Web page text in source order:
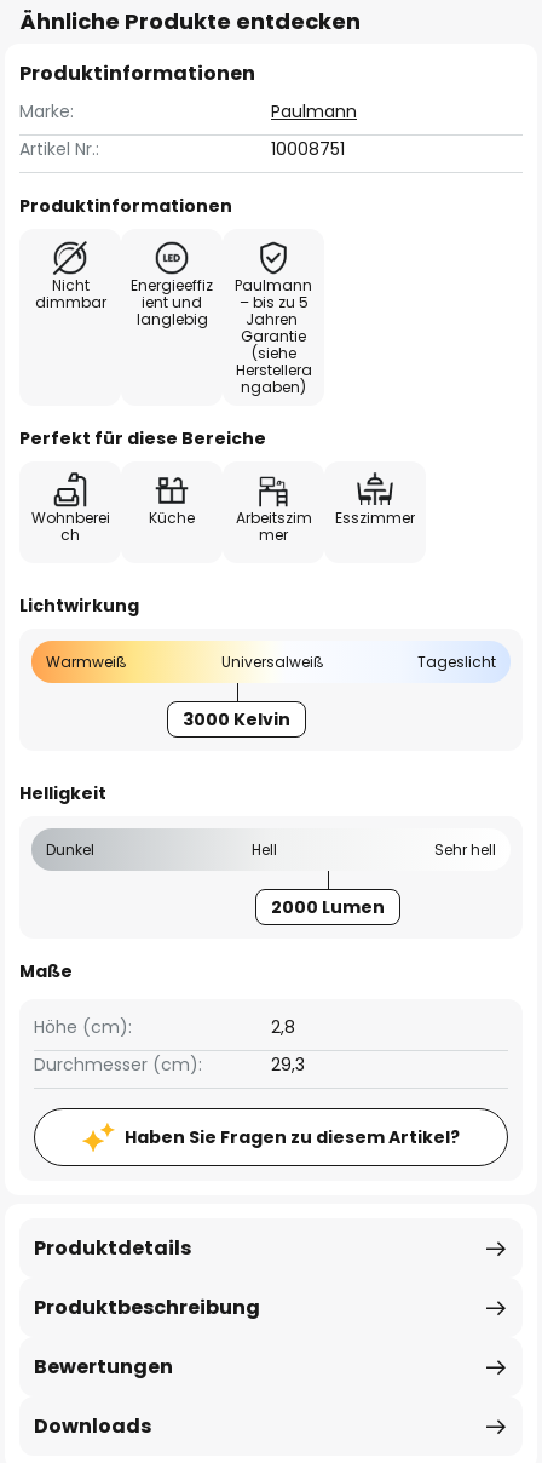
Ähnliche Produkte entdecken
Produktinformationen
Marke:
Paulmann
Artikel Nr.:
10008751
Produktinformationen
Nicht
dimmbar
Energieeffiz
ient und
langlebig
Paulmann
– bis zu 5
Jahren
Garantie
(siehe
Herstellera
ngaben)
Perfekt für diese Bereiche
Wohnberei
ch
Küche
Arbeitszim
mer
Esszimmer
Lichtwirkung
Warmweiß Universalweiß Tageslicht
3000 Kelvin
Helligkeit
Dunkel Hell Sehr hell
2000 Lumen
Maße
Höhe (cm):
2,8
Durchmesser (cm):
29,3
Haben Sie Fragen zu diesem Artikel?
Produktbeschreibung
Produktdetails
Bewertungen
Downloads